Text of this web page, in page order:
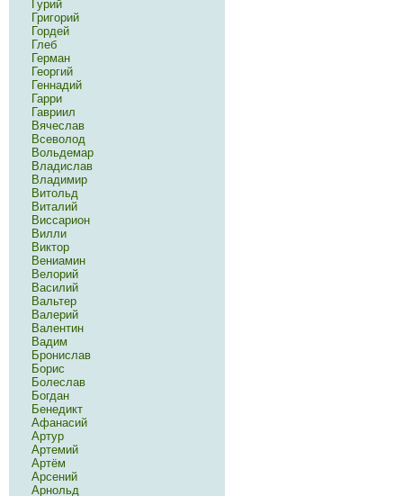
Гурий
Григорий
Гордей
Глеб
Герман
Георгий
Геннадий
Гарри
Гавриил
Вячеслав
Всеволод
Вольдемар
Владислав
Владимир
Витольд
Виталий
Виссарион
Вилли
Виктор
Вениамин
Велорий
Василий
Вальтер
Валерий
Валентин
Вадим
Бронислав
Борис
Болеслав
Богдан
Бенедикт
Афанасий
Артур
Артемий
Артём
Арсений
Арнольд